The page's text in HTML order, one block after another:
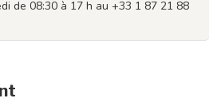
de 08:30 à 17 h au +33 1 87 21 88